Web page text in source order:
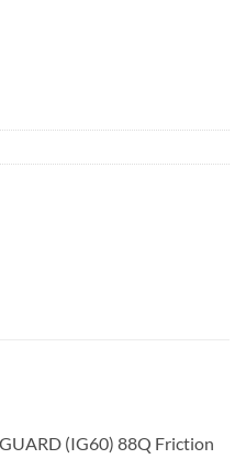
(IG60) 88Q Friction